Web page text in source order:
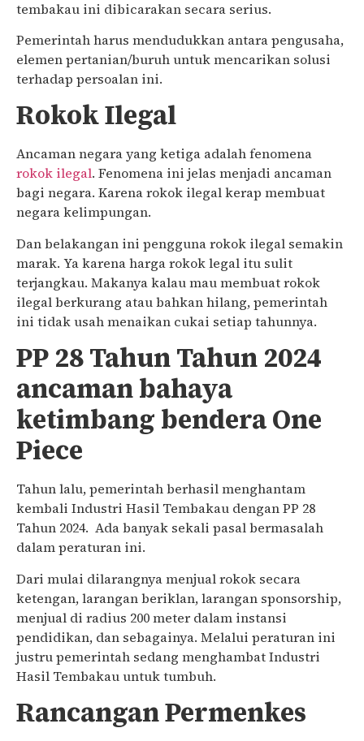
tembakau ini dibicarakan secara serius.
Pemerintah harus mendudukkan antara pengusaha,
elemen pertanian/buruh untuk mencarikan solusi
terhadap persoalan ini.
Rokok Ilegal
Ancaman negara yang ketiga adalah fenomena
rokok ilegal. Fenomena ini jelas menjadi ancaman
bagi negara. Karena rokok ilegal kerap membuat
negara kelimpungan.
Dan belakangan ini pengguna rokok ilegal semakin
marak. Ya karena harga rokok legal itu sulit
terjangkau. Makanya kalau mau membuat rokok
ilegal berkurang atau bahkan hilang, pemerintah
ini tidak usah menaikan cukai setiap tahunnya.
PP 28 Tahun Tahun 2024
ancaman bahaya
ketimbang bendera One
Piece
Tahun lalu, pemerintah berhasil menghantam
kembali Industri Hasil Tembakau dengan PP 28
Tahun 2024. Ada banyak sekali pasal bermasalah
dalam peraturan ini.
Dari mulai dilarangnya menjual rokok secara
ketengan, larangan beriklan, larangan sponsorship,
menjual di radius 200 meter dalam instansi
pendidikan, dan sebagainya. Melalui peraturan ini
justru pemerintah sedang menghambat Industri
Hasil Tembakau untuk tumbuh.
Rancangan Permenkes